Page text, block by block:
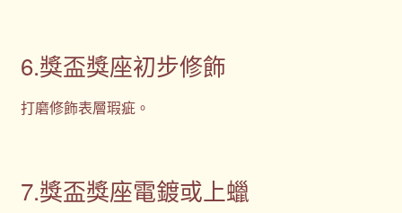
6.獎盃獎座初步修飾
打磨修飾表層瑕疵。
7.獎盃獎座電鍍或上蠟